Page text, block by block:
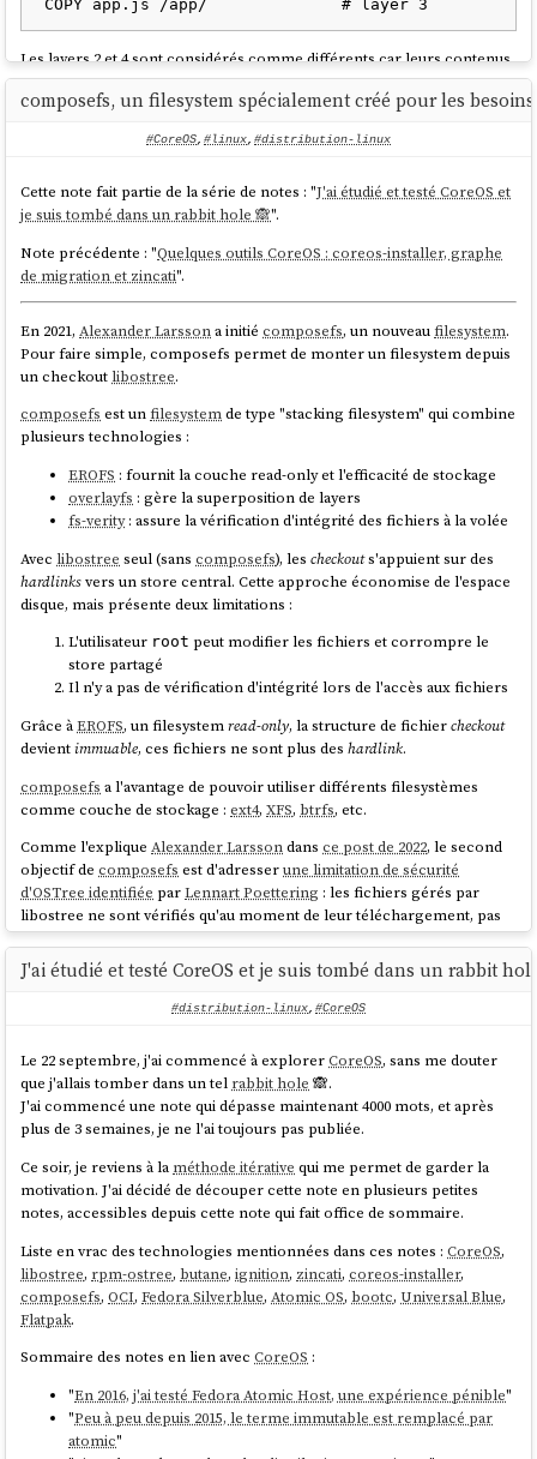
Les layers 2 et 4 sont considérés comme différents car leurs contenus
diffèrent (commandesRUNdifférentes). Les fichiers du packagepkg1
sont donc stockés deux fois. La taille totale sur disque et lors du
Malgré cette limitation, depuis la version 42,Fedora CoreOS utilise le
support OCI de OSTreepour télécharger les mises à jour système. Ce
CoreOSversbootc.
Kubernetes,podman, disponibilité sur Docker Hub, et maîtrise
généralisée du formatDockerfile.
zstd:chunked, basé sur leszstd skippable frames. Ce format
permet une déduplication plus fine en découpant les layers en chunks,
améliorant ainsi l'efficacité des téléchargements différentiels, bien que
restant inférieur à des capacités delibostree. À noter que seul le
registryquaysupporte actuellement ce format —Docker Hub ne le
En explorant ce sujet de déduplication (qui permet de réduire la taille
des données à télécharger lors des mises à jour),
bsdiff
bspatch
Rolling hash
Note suivante : "Convergence vers Bootc ".
composefs, un filesystem spécialement créé pour les
#CoreOS, #linux, #distribution-linux
Cette note fait partie de la série de notes : "J'ai étudié et testé CoreOS et
je suis tombé dans un rabbit hole 🙈".
Note précédente : "Quelques outils CoreOS : coreos-installer, graphe
de migration et zincati".
En 2021,Alexander Larssona initiécomposefs, un nouveaufilesystem.
Pour faire simple, composefs permet de monter un filesystem depuis
un checkout libostree.
composefs est unfilesystemde type "stacking filesystem" qui combine
plusieurs technologies :
EROFS : fournit la couche read-only et l'efficacité de stockage
overlayfs : gère la superposition de layers
fs-verity: assure la vérification d'intégrité des fichiers à la volée
Avec libostree seul (sanscomposefs), lescheckouts'appuient sur des
hardlinksvers un store central. Cette approche économise de l'espace
disque, mais présente deux limitations :
L'utilisateur root peut modifier les fichiers et corrompre le
store partagé
Il n'y a pas de vérification d'intégrité lors de l'accès aux fichiers
Grâce àEROFS, un filesystemread-only, la structure de fichiercheckout
devientimmuable, ces fichiers ne sont plus deshardlink.
composefs a l'avantage de pouvoir utiliser différents filesystèmes
comme couche de stockage :ext4,XFS, btrfs, etc.
Comme l'expliqueAlexander Larssondansce post de 2022, le second
objectif decomposefs est d'adresserune limitation de sécurité
d'OSTree identifiée parLennart Poettering : les fichiers gérés par
libostree ne sont vérifiés qu'au moment de leur téléchargement, pas
lors de leur utilisation.
Grâce àfs-verity(une fonctionnalité du kernelLinux),composefs
permet la vérification cryptographique des fichiers à chaque accès
maîtrise assez mal cette partie sécurité.
Pour approfondir le sujetcomposefs, je vous conseille l'articlelwn
"Composefs for integrity protection and data sharing
composefs, ainsi que ce"OSTree and composefs tutorial" qui m'a aidé
à mieux comprendre par la pratique.
version 42deFedora Silverblue. Voici une vérification de la présence
decomposefssousCoreOS:
stephane@stephane-coreos:~$ ostree --version
libostree:
Git: 99a03a7bb8caa774668222a0caace3b7e734042e
Features:
- inode64
J'ai étudié et testé CoreOS et je suis tombé dans un rabbit
#distribution-linux, #CoreOS
Le 22 septembre, j'ai commencé à explorerCoreOS, sans me douter
que j'allais tomber dans un tel rabbit hole 🙈.
J'ai commencé une note qui dépasse maintenant 4000 mots, et après
plus de 3 semaines, je ne l'ai toujours pas publiée.
Ce soir, je reviens à la méthode itérative qui me permet de garder la
motivation. J'ai décidé de découper cette note en plusieurs petites
notes, accessibles depuis cette note qui fait office de sommaire.
Liste en vrac des technologies mentionnées dans ces notes :CoreOS,
libostree, rpm-ostree, butane,ignition, zincati,coreos-installer,
composefs,OCI,Fedora Silverblue,Atomic OS, bootc,Universal Blue,
Flatpak.
Sommaire des notes en lien avecCoreOS :
"En 2016, j'ai testé Fedora Atomic Host, une expérience pénible"
"Peu à peu depuis 2015, le terme immutable est remplacé par
atomic"